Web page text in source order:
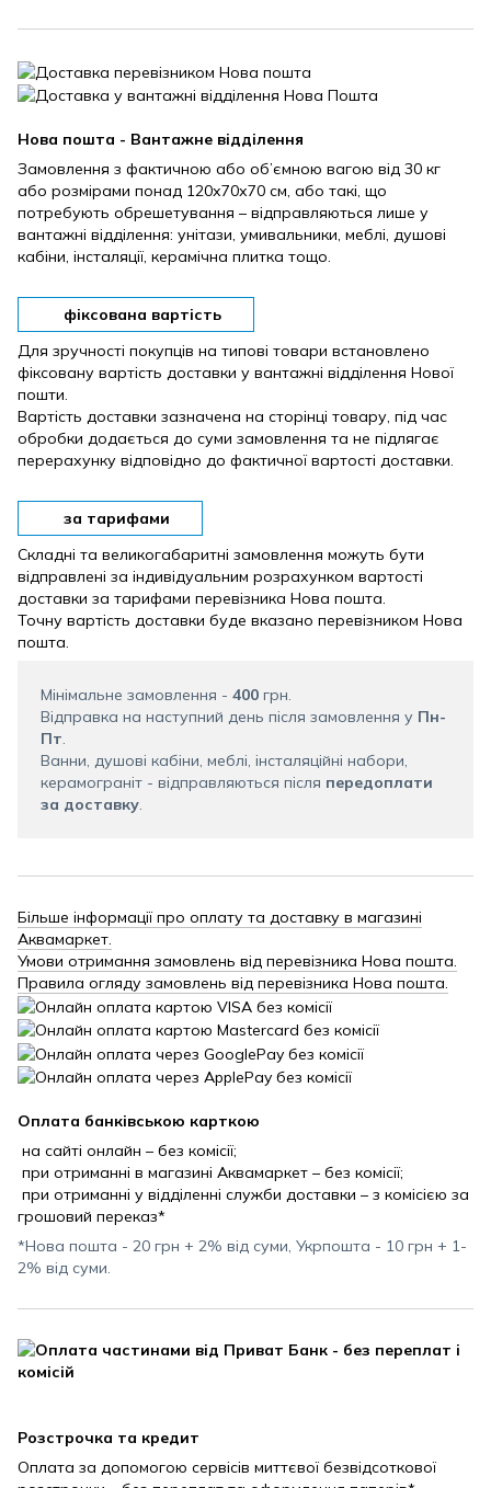
Нова пошта - Вантажне відділення
Замовлення з фактичною або об’ємною вагою від 30 кг
або розмірами понад 120х70х70 см, або такі, що
потребують обрешетування – відправляються лише у
вантажні відділення: унітази, умивальники, меблі, душові
кабіни, інсталяції, керамічна плитка тощо.
фіксована вартість
Для зручності покупців на типові товари встановлено
фіксовану вартість доставки у вантажні відділення Нової
пошти.
Вартість доставки зазначена на сторінці товару, під час
обробки додається до суми замовлення та не підлягає
перерахунку відповідно до фактичної вартості доставки.
за тарифами
Складні та великогабаритні замовлення можуть бути
відправлені за індивідуальним розрахунком вартості
доставки за тарифами перевізника Нова пошта.
Точну вартість доставки буде вказано перевізником Нова
пошта.
Мінімальне замовлення - 400 грн.
Відправка на наступний день після замовлення у Пн-
Пт.
Ванни, душові кабіни, меблі, інсталяційні набори,
керамограніт - відправляються після передоплати
за доставку.
Більше інформації про оплату та доставку в магазині
Аквамаркет.
Умови отримання замовлень від перевізника Нова пошта.
Правила огляду замовлень від перевізника Нова пошта.
Оплата банківською карткою
на сайті онлайн – без комісії;
при отриманні в магазині Аквамаркет – без комісії;
при отриманні у відділенні служби доставки – з комісією за
грошовий переказ*
*Нова пошта - 20 грн + 2% від суми, Укрпошта - 10 грн + 1-
2% від суми.
Розстрочка та кредит
Оплата за допомогою сервісів миттєвої безвідсоткової